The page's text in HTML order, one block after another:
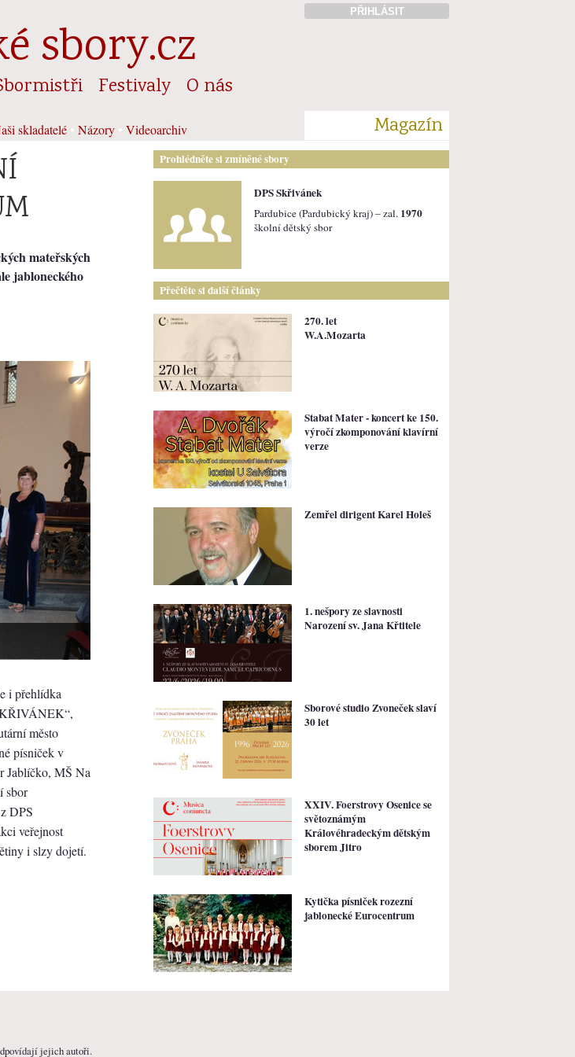
PŘIHLÁSIT
sbory.cz
Festivaly O nás
skladatelé Názory Videoarchiv Magazín
mateřských
jabloneckého
i přehlídka
město
písniček v
Jablíčko, MŠ Na
sbor
DPS
veřejnost
i slzy dojetí.
Prohlédněte si zmíněné sbory
DPS Skřivánek
Pardubice (Pardubický kraj) – zal. 1970
školní dětský sbor
Přečtěte si další články
270. let
W.A.Mozarta
Stabat Mater - koncert ke 150.
výročí zkomponování klavírní
verze
Zemřel dirigent Karel Holeš
1. nešpory ze slavnosti
Narození sv. Jana Křtitele
Sborové studio Zvoneček slaví
30 let
XXIV. Foerstrovy Osenice se
světoznámým
Královéhradeckým dětským
sborem Jitro
Kytička písniček rozezní
jablonecké Eurocentrum
jejich autoři.